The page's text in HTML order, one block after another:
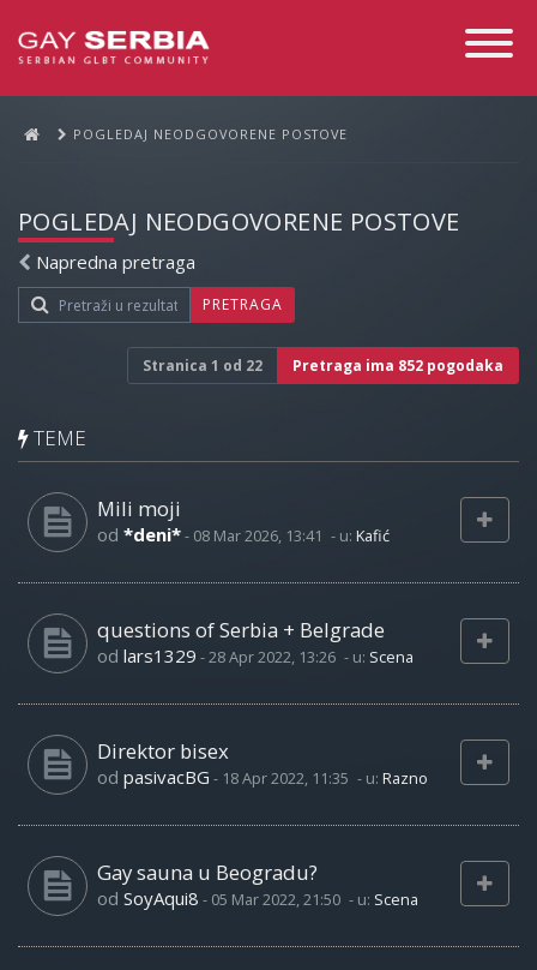
Toggle
POGLEDAJ NEODGOVORENE POSTOVE
POGLEDAJ NEODGOVORENE POSTOVE
Napredna pretraga
PRETRAGA
Stranica 1 od 22 Pretraga ima 852 pogodaka
TEME
Mili moji
od *deni*- 08 Mar 2026, 13:41 - u: Kafić
questions of Serbia + Belgrade
od lars1329 -28 Apr 2022, 13:26 - u: Scena
Direktor bisex
od pasivacBG - 18 Apr 2022, 11:35 - u: Razno
Gay sauna u Beogradu?
od SoyAqui8 - 05 Mar 2022, 21:50 - u: Scena